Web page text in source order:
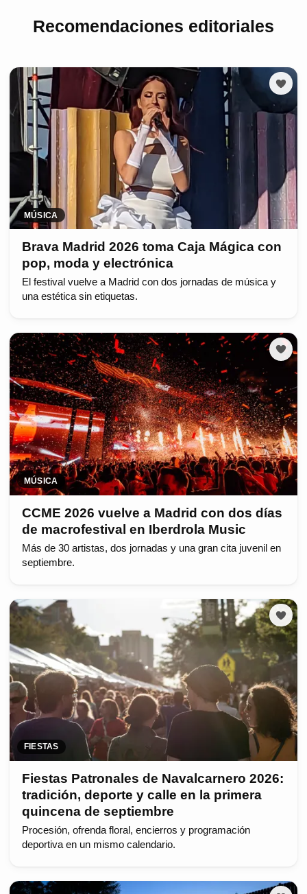
Recomendaciones editoriales
MÚSICA
Brava Madrid 2026 toma Caja Mágica con
pop, moda y electrónica
El festival vuelve a Madrid con dos jornadas de música y
una estética sin etiquetas.
MÚSICA
CCME 2026 vuelve a Madrid con dos días
de macrofestival en Iberdrola Music
Más de 30 artistas, dos jornadas y una gran cita juvenil en
septiembre.
FIESTAS
Fiestas Patronales de Navalcarnero 2026:
tradición, deporte y calle en la primera
quincena de septiembre
Procesión, ofrenda floral, encierros y programación
deportiva en un mismo calendario.